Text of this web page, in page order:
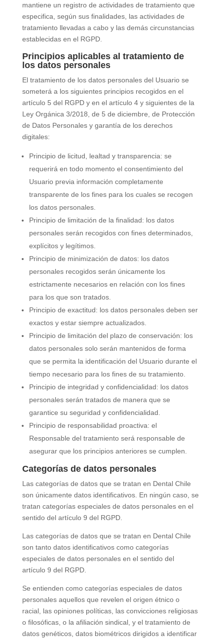
mantiene un registro de actividades de tratamiento que
especifica, según sus finalidades, las actividades de
tratamiento llevadas a cabo y las demás circunstancias
establecidas en el RGPD.
Principios aplicables al tratamiento de
los datos personales
El tratamiento de los datos personales del Usuario se
someterá a los siguientes principios recogidos en el
artículo 5 del RGPD y en el artículo 4 y siguientes de la
Ley Orgánica 3/2018, de 5 de diciembre, de Protección
de Datos Personales y garantía de los derechos
digitales:
Principio de licitud, lealtad y transparencia: se
requerirá en todo momento el consentimiento del
Usuario previa información completamente
transparente de los fines para los cuales se recogen
los datos personales.
Principio de limitación de la finalidad: los datos
personales serán recogidos con fines determinados,
explícitos y legítimos.
Principio de minimización de datos: los datos
personales recogidos serán únicamente los
estrictamente necesarios en relación con los fines
para los que son tratados.
Principio de exactitud: los datos personales deben ser
exactos y estar siempre actualizados.
Principio de limitación del plazo de conservación: los
datos personales solo serán mantenidos de forma
que se permita la identificación del Usuario durante el
tiempo necesario para los fines de su tratamiento.
Principio de integridad y confidencialidad: los datos
personales serán tratados de manera que se
garantice su seguridad y confidencialidad.
Principio de responsabilidad proactiva: el
Responsable del tratamiento será responsable de
asegurar que los principios anteriores se cumplen.
Categorías de datos personales
Las categorías de datos que se tratan en Dental Chile
son únicamente datos identificativos. En ningún caso, se
tratan categorías especiales de datos personales en el
sentido del artículo 9 del RGPD.
Las categorías de datos que se tratan en Dental Chile
son tanto datos identificativos como categorías
especiales de datos personales en el sentido del
artículo 9 del RGPD.
Se entienden como categorías especiales de datos
personales aquellos que revelen el origen étnico o
racial, las opiniones políticas, las convicciones religiosas
o filosóficas, o la afiliación sindical, y el tratamiento de
datos genéticos, datos biométricos dirigidos a identificar